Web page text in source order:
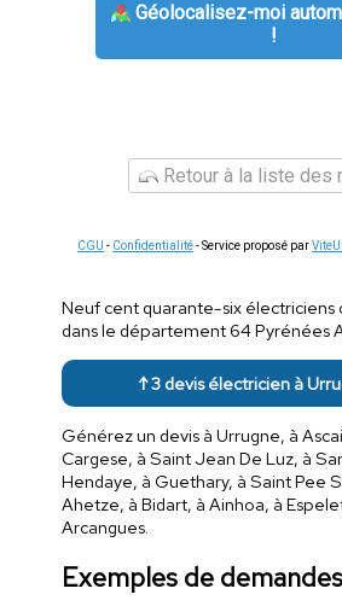
Géolocalisez-moi
!
Retour à la liste des
CGU - Confidentialité- Service proposé par
Neuf cent quarante-six électriciens
dans le département 64 Pyrénées
↑ 3 devis électricien à
Générez un devis à Urrugne, à
Cargese, à Saint Jean De Luz, à
Hendaye, à Guethary, à Saint Pee
Ahetze, à Bidart, à Ainhoa, à
Arcangues.
Exemples de demandes